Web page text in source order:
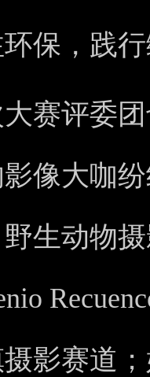
保，践
赛评委
像大咖
生动物
影赛道